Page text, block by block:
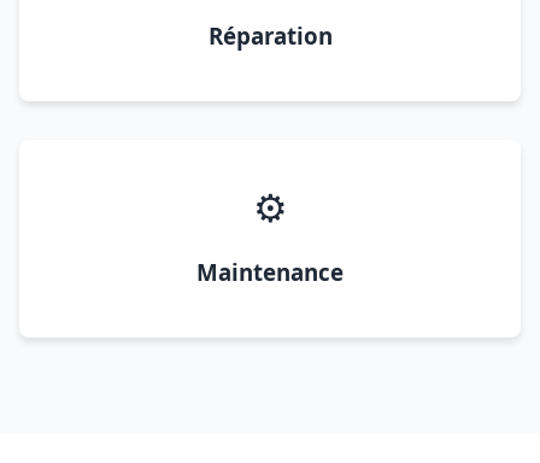
Réparation
⚙️
Maintenance